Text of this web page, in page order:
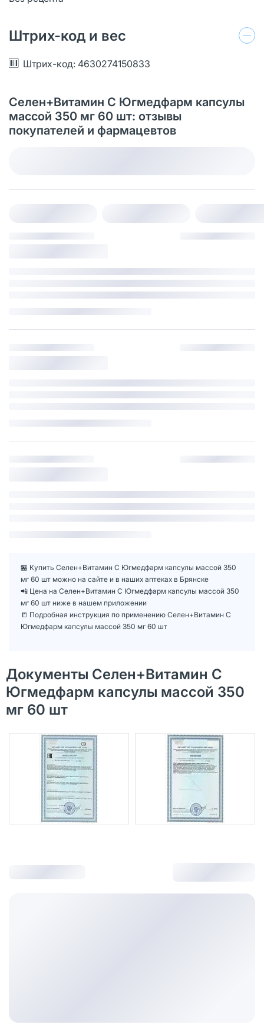
Штрих-код и вес
Штрих-код: 4630274150833
Селен+Витамин С Югмедфарм капсулы
массой 350 мг 60 шт: отзывы
покупателей и фармацевтов
🏪 Купить Селен+Витамин С Югмедфарм капсулы массой 350
мг 60 шт можно на сайте и в наших аптеках в Брянске
📲 Цена на Селен+Витамин С Югмедфарм капсулы массой 350
мг 60 шт ниже в нашем приложении
📒 Подробная инструкция по применению Селен+Витамин С
Югмедфарм капсулы массой 350 мг 60 шт
Документы Селен+Витамин С
Югмедфарм капсулы массой 350
мг 60 шт